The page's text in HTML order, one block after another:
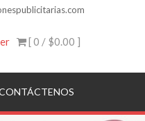
[ 0 / $0.00 ]